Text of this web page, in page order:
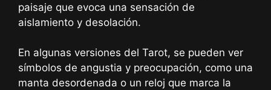
paisaje que evoca una sensación de
aislamiento y desolación.
En algunas versiones del Tarot, se pueden ver
símbolos de angustia y preocupación, como una
manta desordenada o un reloj que marca la